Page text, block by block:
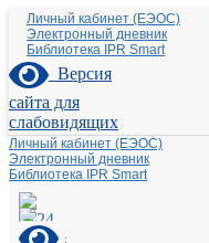
Личный кабинет (ЕЭОС)
Электронный дневник
Библиотека IPR Smart
Версия
сайта для
слабовидящих
Личный кабинет (ЕЭОС)
Электронный дневник
Библиотека IPR Smart